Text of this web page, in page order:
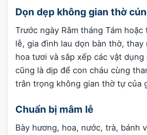
Dọn dẹp không gian thờ
Trước ngày Rằm tháng Tám hoặc
lễ, gia đình lau dọn bàn thờ, thay
hoa tươi và sắp xếp các vật
cũng là dịp để con cháu cùng
trân trọng không gian thờ tự của
Chuẩn bị mâm lễ
Bày hương, hoa, nước, trà, bánh